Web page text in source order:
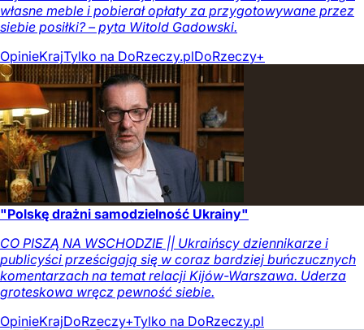
własne meble i pobierał opłaty za przygotowywane przez
siebie posiłki? – pyta Witold Gadowski.
OpinieKrajTylko na DoRzeczy.plDoRzeczy+
"Polskę drażni samodzielność Ukrainy"
CO PISZĄ NA WSCHODZIE || Ukraińscy dziennikarze i
publicyści prześcigają się w coraz bardziej buńczucznych
komentarzach na temat relacji Kijów-Warszawa. Uderza
groteskowa wręcz pewność siebie.
OpinieKrajDoRzeczy+Tylko na DoRzeczy.pl